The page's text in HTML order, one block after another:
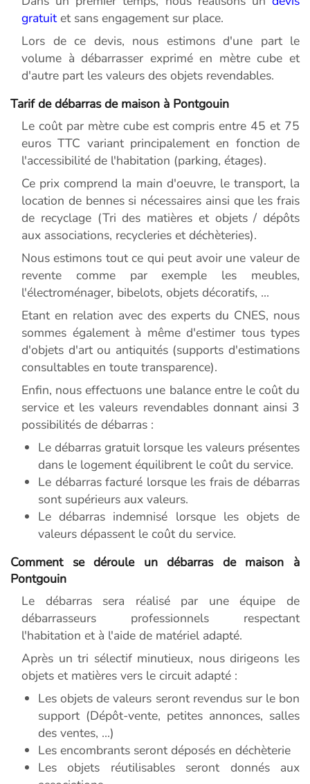
gratuitet sans engagement sur place.
Lors de ce devis, nous estimons d'une part le
volume à débarrasser exprimé en mètre cube et
d'autre part les valeurs des objets revendables.
Tarif de débarras de maison à Pontgouin
Le coût par mètre cube est compris entre 45 et 75
euros TTC variant principalement en fonction de
l'accessibilité de l'habitation (parking, étages).
Ce prix comprend la main d'oeuvre, le transport, la
location de bennes si nécessaires ainsi que les frais
de recyclage (Tri des matières et objets / dépôts
aux associations, recycleries et déchèteries).
Nous estimons tout ce qui peut avoir une valeur de
revente comme par exemple les meubles,
l'électroménager, bibelots, objets décoratifs, ...
Etant en relation avec des experts du CNES, nous
sommes également à même d'estimer tous types
d'objets d'art ou antiquités (supports d'estimations
consultables en toute transparence).
Enfin, nous effectuons une balance entre le coût du
service et les valeurs revendables donnant ainsi 3
possibilités de débarras :
Le débarras gratuit lorsque les valeurs présentes
dans le logement équilibrent le coût du service.
Le débarras facturé lorsque les frais de débarras
sont supérieurs aux valeurs.
Le débarras indemnisé lorsque les objets de
valeurs dépassent le coût du service.
Comment se déroule un débarras de maison à
Pontgouin
Le débarras sera réalisé par une équipe de
débarrasseurs professionnels respectant
l'habitation et à l'aide de matériel adapté.
Après un tri sélectif minutieux, nous dirigeons les
objets et matières vers le circuit adapté :
Les objets de valeurs seront revendus sur le bon
support (Dépôt-vente, petites annonces, salles
des ventes, ...)
Les encombrants seront déposés en déchèterie
Les objets réutilisables seront donnés aux